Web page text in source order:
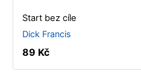
Start bez cíle
Dick Francis
89 Kč